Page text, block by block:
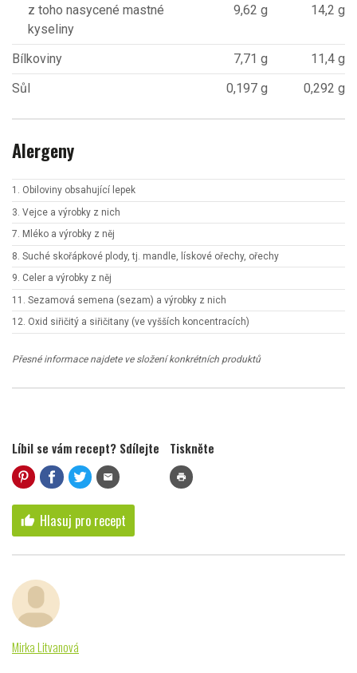
z toho nasycené mastné
kyseliny
9,62 g 14,2 g
Bílkoviny 7,71 g
11,4 g
Sůl
0,197 g 0,292 g
Alergeny
1. Obiloviny obsahující lepek
3. Vejce a výrobky z nich
7. Mléko a výrobky z něj
8. Suché skořápkové plody, tj. mandle, lískové ořechy, ořechy
9. Celer a výrobky z něj
11. Sezamová semena (sezam) a výrobky z nich
12. Oxid siřičitý a siřičitany (ve vyšších koncentracích)
Přesné informace najdete ve složení konkrétních produktů
Líbil se vám recept? Sdílejte
mail
Tiskněte
print
thumb_up Hlasuj pro recept
Mirka Litvanová